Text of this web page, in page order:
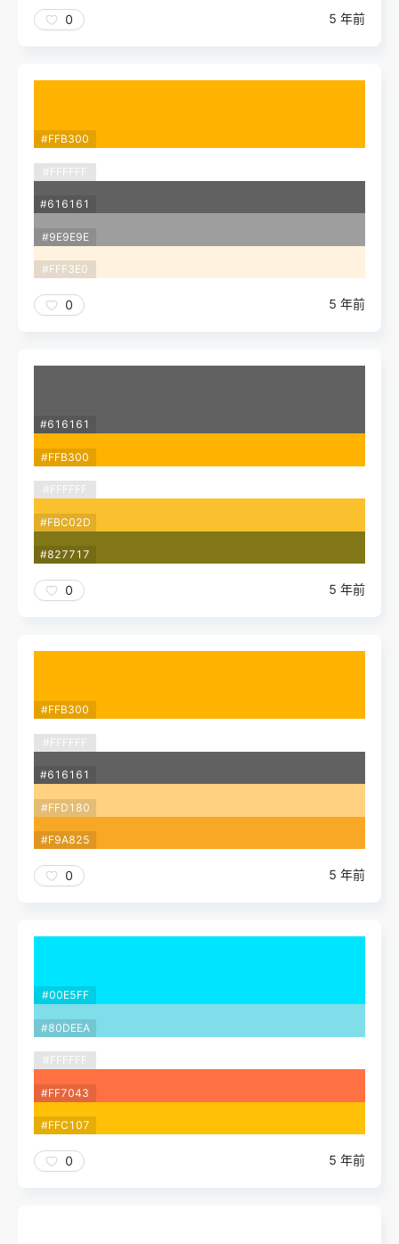
0 5 年前
#FFB300
#FFFFFF
#616161
#9E9E9E
#FFF3E0
0 5 年前
#616161
#FFB300
#FFFFFF
#FBC02D
#827717
0 5 年前
#FFB300
#FFFFFF
#616161
#FFD180
#F9A825
0 5 年前
#00E5FF
#80DEEA
#FFFFFF
#FF7043
#FFC107
0 5 年前